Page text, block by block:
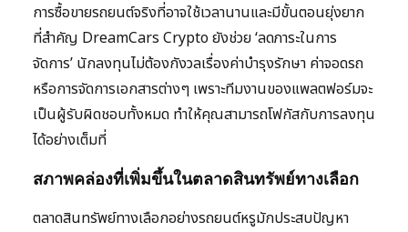
การซื้อขายรถยนต์จริงที่อาจใช้เวลานานและมีขั้นตอนยุ่งยาก
ที่สำคัญ DreamCars Crypto ยังช่วย ‘ลดภาระในการ
จัดการ’ นักลงทุนไม่ต้องกังวลเรื่องค่าบำรุงรักษา ค่าจอดรถ
หรือการจัดการเอกสารต่างๆ เพราะทีมงานของแพลตฟอร์มจะ
เป็นผู้รับผิดชอบทั้งหมด ทำให้คุณสามารถโฟกัสกับการลงทุน
ได้อย่างเต็มที่
สภาพคล่องที่เพิ่มขึ้นในตลาดสินทรัพย์ทางเลือก
ตลาดสินทรัพย์ทางเลือกอย่างรถยนต์หรูมักประสบปัญหา